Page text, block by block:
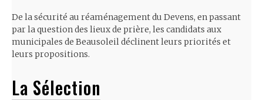
De la sécurité au réaménagement du Devens, en passant
par la question des lieux de prière, les candidats aux
municipales de Beausoleil déclinent leurs priorités et
leurs propositions.
La Sélection